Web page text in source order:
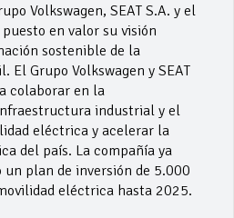
Volkswagen, SEAT S.A. y el
en valor su visión
sostenible de la
El Grupo Volkswagen y SEAT
colaborar en la
industrial y el
eléctrica y acelerar la
del país. La compañía ya
un plan de inversión de 5.000
eléctrica hasta 2025.